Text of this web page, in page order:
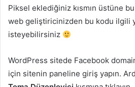
Piksel eklediğiniz kısmın üstüne
web geliştiricinizden bu kodu ilgili
isteyebilirsiniz
WordPress sitede Facebook
için sitenin paneline giriş yapın.